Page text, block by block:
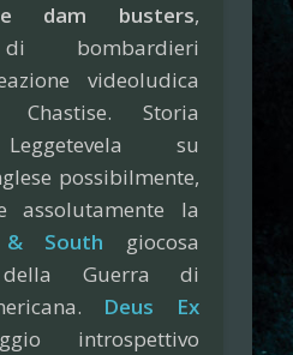
dam busters,
bombardieri
videoludica
Chastise. Storia
su
possibilmente,
assolutamente la
South giocosa
della Guerra di
Deus Ex
introspettivo